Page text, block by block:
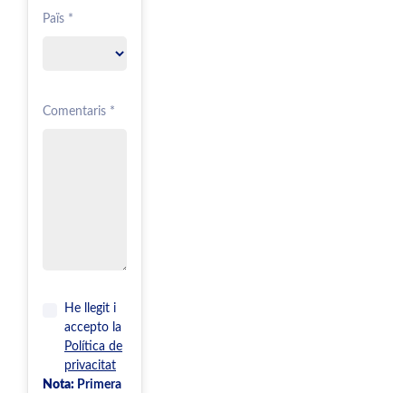
Païs *
Comentaris *
He llegit i
accepto la
Política de
privacitat
Nota: Primera